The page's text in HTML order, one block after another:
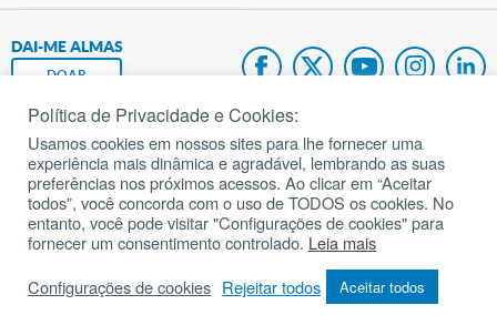
DAI-ME ALMAS
DOAR
Fundação João Paulo II
Pedido de Oração
Mapa do site
Todos os direitos reservados.
Política de Privacidade e Cookies:
Usamos cookies em nossos sites para lhe fornecer uma
experiência mais dinâmica e agradável, lembrando as suas
preferências nos próximos acessos. Ao clicar em “Aceitar
todos”, você concorda com o uso de TODOS os cookies. No
entanto, você pode visitar "Configurações de cookies" para
fornecer um consentimento controlado. Leia mais
Configurações de cookies Rejeitar todos Aceitar todos